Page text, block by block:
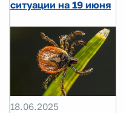
ситуации на 19 июня
18.06.2025